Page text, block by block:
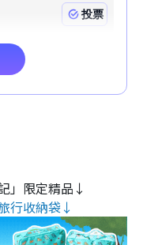
」限定精品↓
行收納袋↓